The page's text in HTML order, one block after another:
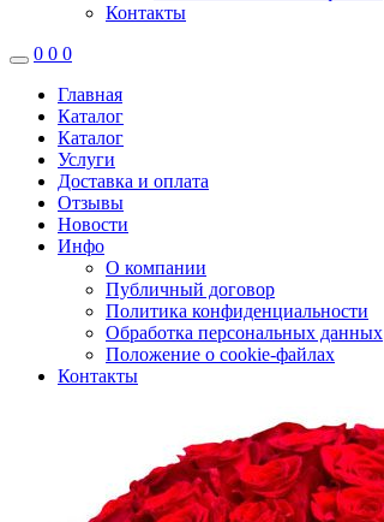
Контакты
0 0 0
Главная
Каталог
Каталог
Услуги
Доставка и оплата
Отзывы
Новости
Инфо
О компании
Публичный договор
Политика конфиденциальности
Обработка персональных данных
Положение о cookie-файлах
Контакты